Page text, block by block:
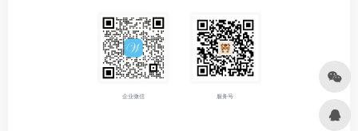
企业微信 服务号